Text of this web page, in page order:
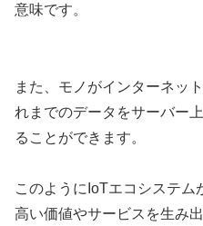
意味です。
また、モノがインターネッ
れまでのデータをサーバー
ることができます。
このようにIoTエコシステム
高い価値やサービスを生み